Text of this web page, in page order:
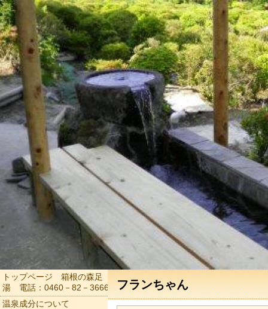
フランちゃん
トップページ 箱根の森足
湯 電話：0460－82－3666
温泉成分について